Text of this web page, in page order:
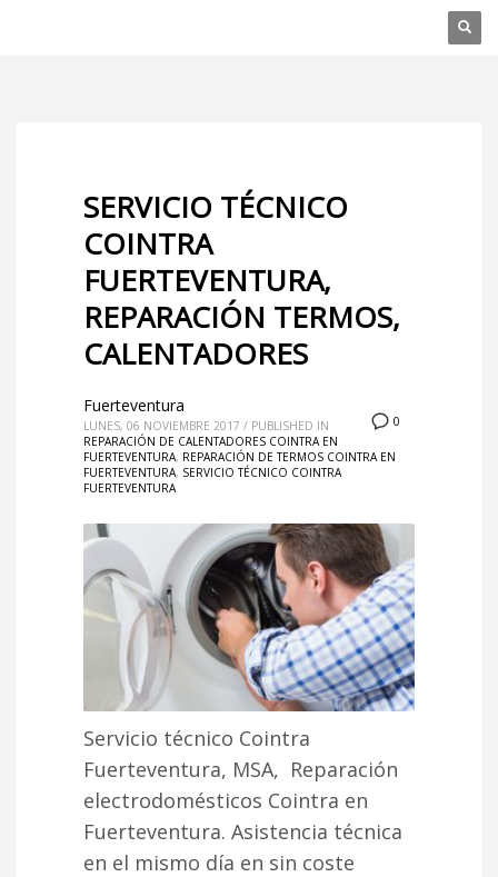
SERVICIO TÉCNICO
COINTRA
FUERTEVENTURA,
REPARACIÓN TERMOS,
CALENTADORES
0
Fuerteventura
LUNES, 06 NOVIEMBRE 2017 / PUBLISHED IN
REPARACIÓN DE CALENTADORES COINTRA EN
FUERTEVENTURA, REPARACIÓN DE TERMOS COINTRA EN
FUERTEVENTURA, SERVICIO TÉCNICO COINTRA
FUERTEVENTURA
Servicio técnico Cointra
Fuerteventura, MSA, Reparación
electrodomésticos Cointra en
Fuerteventura. Asistencia técnica
en el mismo día en sin coste